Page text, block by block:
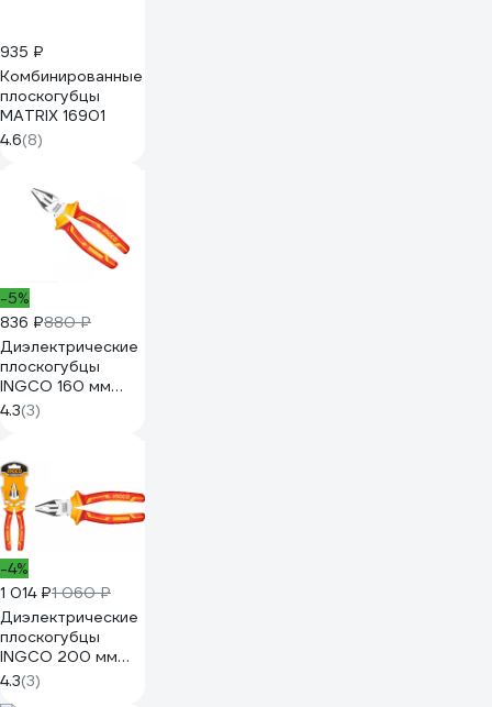
935 ₽
Комбинированные
плоскогубцы
MATRIX 16901
4.6(8)
-5%
836 ₽880 ₽
Диэлектрические
плоскогубцы
INGCO 160 мм
INDUSTRIAL
HICP28168
4.3(3)
-4%
1 014 ₽1 060 ₽
Диэлектрические
плоскогубцы
INGCO 200 мм
INDUSTRIAL
HICP28208
4.3(3)